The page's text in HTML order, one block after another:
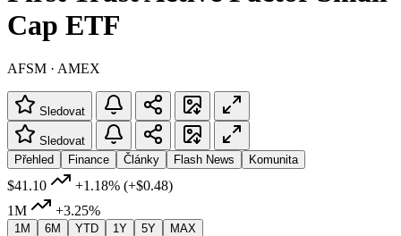
Cap ETF
AFSM · AMEX
Sledovat
Sledovat
Přehled
Finance Články Flash News Komunita
$41.10 +1.18% (+$0.48)
1M
+3.25%
1M 6M YTD 1Y 5Y MAX